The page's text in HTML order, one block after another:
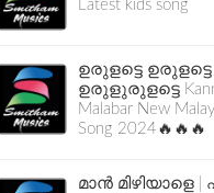
Latest kids song
ഉരുളട്ടെ ഉരുളട്ടെ
ഉരുളുരുളട്ടെ
Malabar New
Song 2024🔥🔥🔥
മാൻ മിഴിയാളെ |